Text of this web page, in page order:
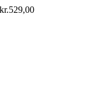
kr.529,00